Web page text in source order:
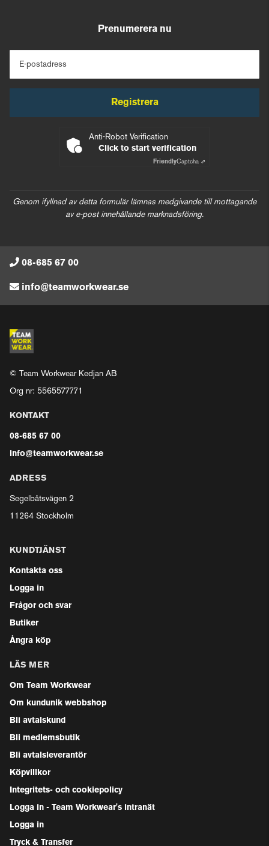
Prenumerera nu
E-postadress
Registrera
Anti-Robot Verification
Click to start verification
FriendlyCaptcha ⇗
Genom ifyllnad av detta formulär lämnas medgivande till mottagande
av e-post innehållande marknadsföring.
08-685 67 00
info@teamworkwear.se
© Team Workwear Kedjan AB
Org nr: 5565577771
KONTAKT
08-685 67 00
info@teamworkwear.se
ADRESS
Segelbåtsvägen 2
11264 Stockholm
KUNDTJÄNST
Kontakta oss
Logga in
Frågor och svar
Butiker
Ångra köp
LÄS MER
Om Team Workwear
Om kundunik webbshop
Bli avtalskund
Bli medlemsbutik
Bli avtalsleverantör
Köpvillkor
Integritets- och cookiepolicy
Logga in - Team Workwear's intranät
Logga in
Tryck & Transfer